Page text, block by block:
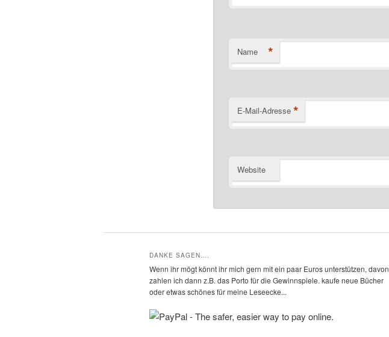
Name *
E-Mail-Adresse *
Website
DANKE SAGEN….
Wenn ihr mögt könnt ihr mich gern mit ein paar Euros unterstützen, davon
zahlen ich dann z.B. das Porto für die Gewinnspiele. kaufe neue Bücher
oder etwas schönes für meine Leseecke...